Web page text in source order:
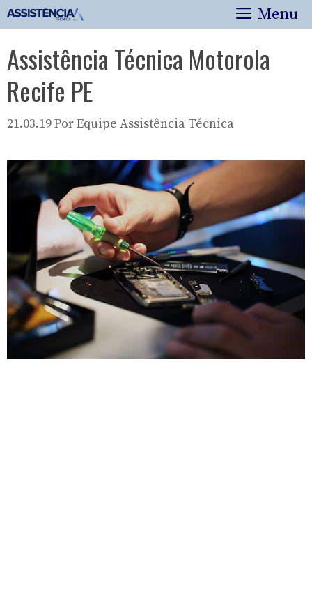
Pular
para
conteúdo
Menu
Assistência Técnica Motorola
Recife PE
21.03.19PorEquipe Assistência Técnica